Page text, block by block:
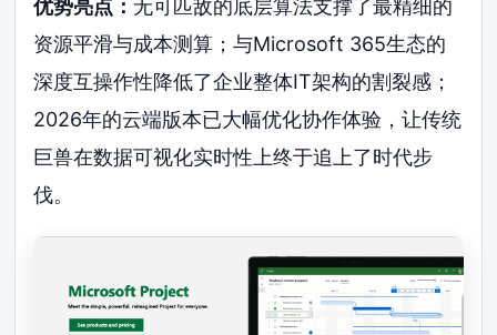
优势亮点： 无可匹敌的底层算法支撑了最精细的
资源平滑与成本测算；与Microsoft 365生态的
深度互操作性降低了企业整体IT架构的割裂感；
2026年的云端版本已大幅优化协作体验，让传统
巨兽在数据可视化实时性上终于追上了时代步
伐。